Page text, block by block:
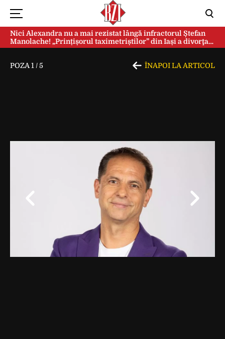
Nici Alexandra nu a mai rezistat lângă infractorul Ștefan
Manolache! „Prințișorul taximetriștilor” din Iași a divorţat
după doi ani de căsnicie
POZA 1 /5 ÎNAPOI LA ARTICOL